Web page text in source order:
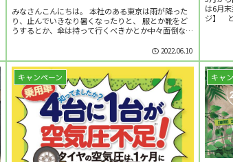
みなさんこんにちは。 本社のある東京は雨が降った
り、止んでいきなり暑くなったりと、 服とか靴をど
うするとか、傘は持って行くべきかとか中々面倒な日
か！？ さて、今回から数回 「タイヤの空気圧に関す
る...
2022.06.10
は6月
ジ】
キャンペーン キャ